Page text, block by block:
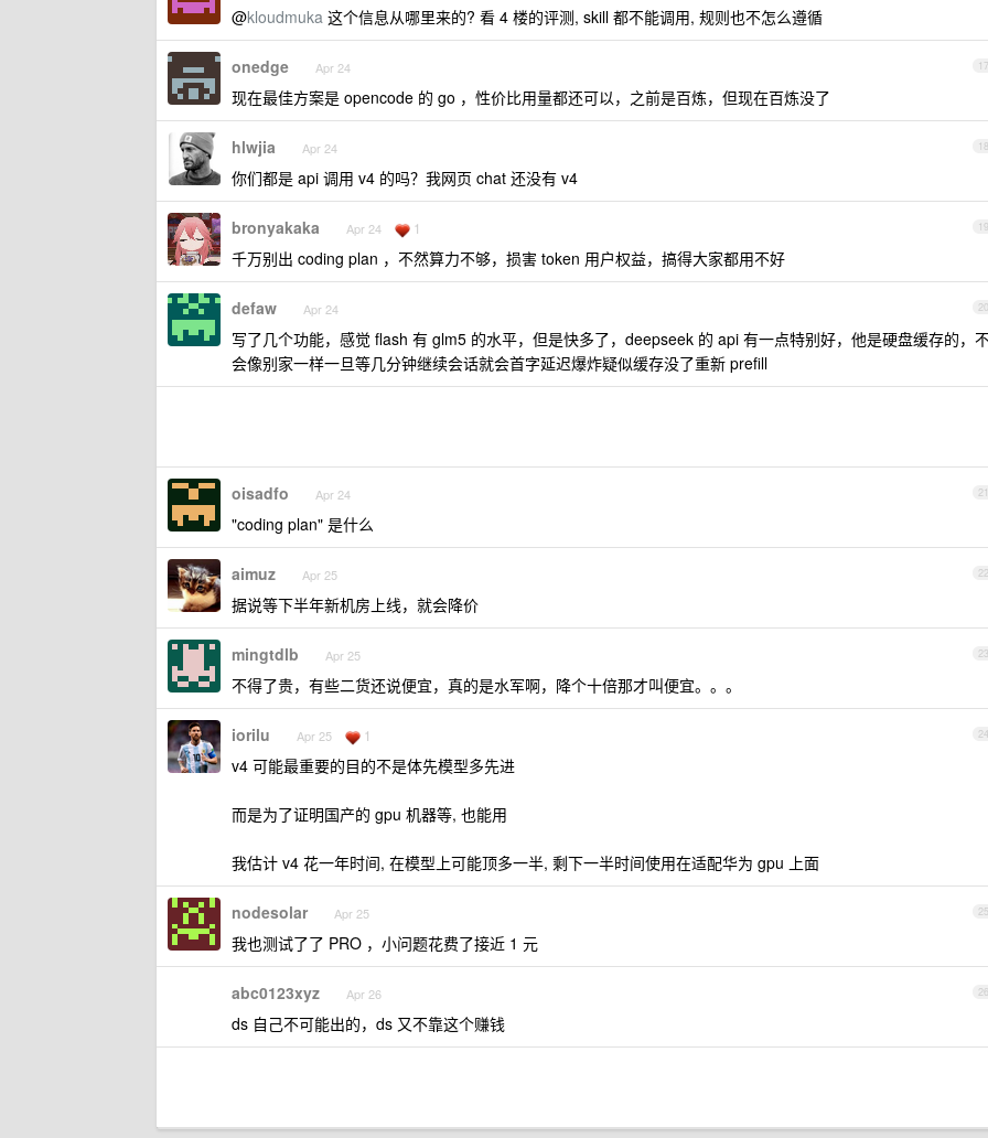
@kloudmuka 这个信息从哪里来的? 看 4 楼的评测, skill 都不能调用, 规则也不怎么遵循
17
onedge Apr 24
现在最佳方案是 opencode 的 go ，性价比用量都还可以，之前是百炼，但现在百炼没了
18
hlwjia Apr 24
你们都是 api 调用 v4 的吗？我网页 chat 还没有 v4
19
bronyakaka Apr 24 1
千万别出 coding plan ，不然算力不够，损害 token 用户权益，搞得大家都用不好
20
defaw Apr 24
写了几个功能，感觉 flash 有 glm5 的水平，但是快多了，deepseek 的 api 有一点特别好，他是硬盘缓存的，
会像别家一样一旦等几分钟继续会话就会首字延迟爆炸疑似缓存没了重新 prefill
21
oisadfo Apr 24
"coding plan" 是什么
22
aimuz Apr 25
据说等下半年新机房上线，就会降价
23
mingtdlb Apr 25
不得了贵，有些二货还说便宜，真的是水军啊，降个十倍那才叫便宜。。。
24
iorilu Apr 25 1
v4 可能最重要的目的不是体先模型多先进
而是为了证明国产的 gpu 机器等, 也能用
我估计 v4 花一年时间, 在模型上可能顶多一半, 剩下一半时间使用在适配华为 gpu 上面
25
nodesolar Apr 25
我也测试了了 PRO ，小问题花费了接近 1 元
26
abc0123xyz Apr 26
ds 自己不可能出的，ds 又不靠这个赚钱